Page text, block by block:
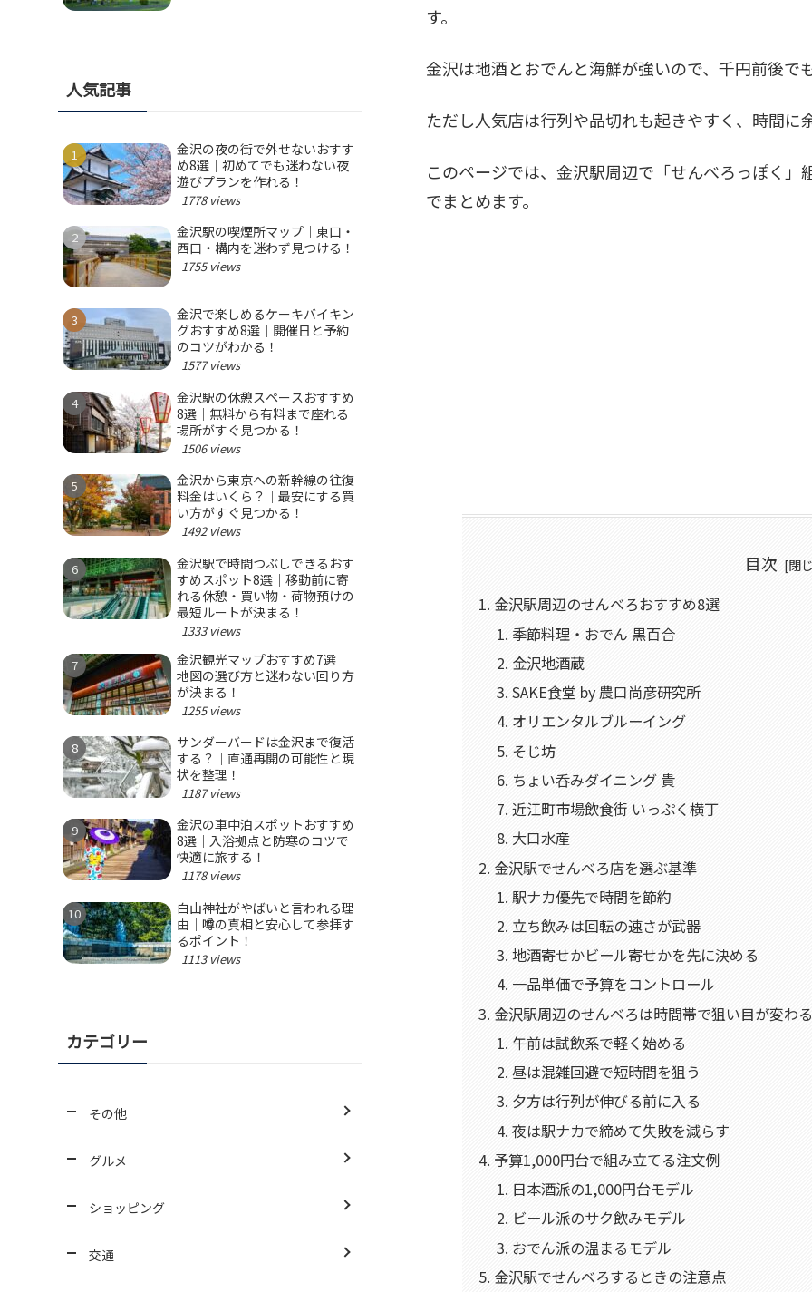
す。
金沢は地酒とおでんと海鮮が強いので、千円前後で
ただし人気店は行列や品切れも起きやすく、時間
このページでは、金沢駅周辺で「せんべろっぽく
でまとめます。
目次
金沢駅周辺のせんべろおすすめ8選
季節料理・おでん 黒百合
金沢地酒蔵
SAKE食堂 by 農口尚彦研究所
オリエンタルブルーイング
そじ坊
ちょい呑みダイニング 貴
近江町市場飲食街 いっぷく横丁
大口水産
金沢駅でせんべろ店を選ぶ基準
駅ナカ優先で時間を節約
立ち飲みは回転の速さが武器
地酒寄せかビール寄せかを先に決める
一品単価で予算をコントロール
金沢駅周辺のせんべろは時間帯で狙い目が変わ
午前は試飲系で軽く始める
昼は混雑回避で短時間を狙う
夕方は行列が伸びる前に入る
夜は駅ナカで締めて失敗を減らす
予算1,000円台で組み立てる注文例
日本酒派の1,000円台モデル
ビール派のサク飲みモデル
おでん派の温まるモデル
金沢駅でせんべろするときの注意点
人気記事
金沢の夜の街で外せないおすす
め8選｜初めてでも迷わない夜
遊びプランを作れる！
1778 views
金沢駅の喫煙所マップ｜東口・
西口・構内を迷わず見つける！
1755 views
金沢で楽しめるケーキバイキン
グおすすめ8選｜開催日と予約
のコツがわかる！
1577 views
金沢駅の休憩スペースおすすめ
8選｜無料から有料まで座れる
場所がすぐ見つかる！
1506 views
金沢から東京への新幹線の往復
料金はいくら？｜最安にする買
い方がすぐ見つかる！
1492 views
金沢駅で時間つぶしできるおす
すめスポット8選｜移動前に寄
れる休憩・買い物・荷物預けの
最短ルートが決まる！
1333 views
金沢観光マップおすすめ7選｜
地図の選び方と迷わない回り方
が決まる！
1255 views
サンダーバードは金沢まで復活
する？｜直通再開の可能性と現
状を整理！
1187 views
金沢の車中泊スポットおすすめ
8選｜入浴拠点と防寒のコツで
快適に旅する！
1178 views
白山神社がやばいと言われる理
由｜噂の真相と安心して参拝す
るポイント！
1113 views
カテゴリー
その他
グルメ
ショッピング
交通